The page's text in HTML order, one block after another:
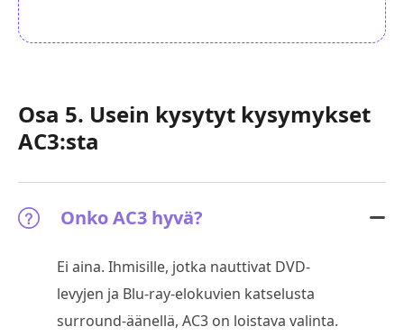
Osa 5. Usein kysytyt kysymykset
AC3:sta
Onko AC3 hyvä?
Ei aina. Ihmisille, jotka nauttivat DVD-
levyjen ja Blu-ray-elokuvien katselusta
surround-äänellä, AC3 on loistava valinta.